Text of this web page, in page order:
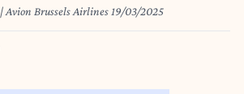
Plane Brussels Airlines | Avion Brussels Airlines 19/03/2025